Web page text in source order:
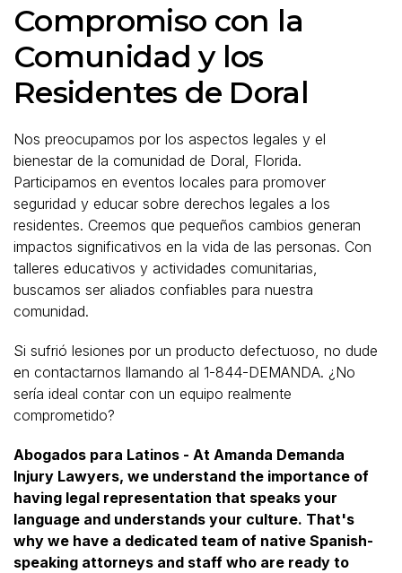
Compromiso con la
Comunidad y los
Residentes de Doral
Nos preocupamos por los aspectos legales y el
bienestar de la comunidad de Doral, Florida.
Participamos en eventos locales para promover
seguridad y educar sobre derechos legales a los
residentes. Creemos que pequeños cambios generan
impactos significativos en la vida de las personas. Con
talleres educativos y actividades comunitarias,
buscamos ser aliados confiables para nuestra
comunidad.
Si sufrió lesiones por un producto defectuoso, no dude
en contactarnos llamando al 1-844-DEMANDA. ¿No
sería ideal contar con un equipo realmente
comprometido?
Abogados para Latinos - At Amanda Demanda
Injury Lawyers, we understand the importance of
having legal representation that speaks your
language and understands your culture. That's
why we have a dedicated team of native Spanish-
speaking attorneys and staff who are ready to